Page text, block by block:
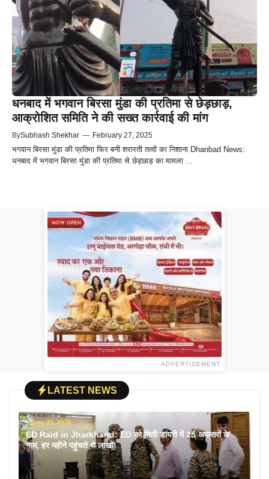
धनबाद में भगवान बिरसा मुंडा की प्रतिमा से छेड़छाड़,
आक्रोशित समिति ने की सख्त कार्रवाई की मांग
BySubhash Shekhar — February 27, 2025
भगवान बिरसा मुंडा की प्रतिमा फिर बनी शरारती तत्वों का निशाना Dhanbad News:
धनबाद में भगवान बिरसा मुंडा की प्रतिमा से छेड़छाड़ का मामला ...
ADVERTISEMENT
LATEST NEWS
July 31, 2026
ED Raid in Jharkhand: ED को मिली डायरी में 25 अफसरों के
नाम, हर महीने पहुंचते थे लाखों!